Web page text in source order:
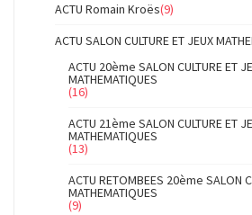
ACTU Romain Kroës(9)
ACTU SALON CULTURE ET JEUX
ACTU 20ème SALON CULTURE ET
MATHEMATIQUES
(16)
ACTU 21ème SALON CULTURE ET
MATHEMATIQUES
(13)
ACTU RETOMBEES 20ème SALON
MATHEMATIQUES
(9)